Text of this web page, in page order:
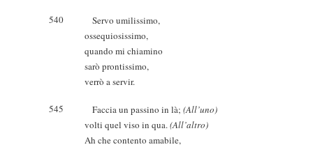
540
Servo umilissimo,
ossequiosissimo,
quando mi chiamino
sarò prontissimo,
verrò a servir.
545 Faccia un passino in là; (All’uno)
volti quel viso in qua.(All’altro)
Ah che contento amabile,